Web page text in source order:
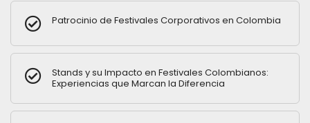
Patrocinio de Festivales Corporativos en Colombia
Stands y su Impacto en Festivales Colombianos:
Experiencias que Marcan la Diferencia